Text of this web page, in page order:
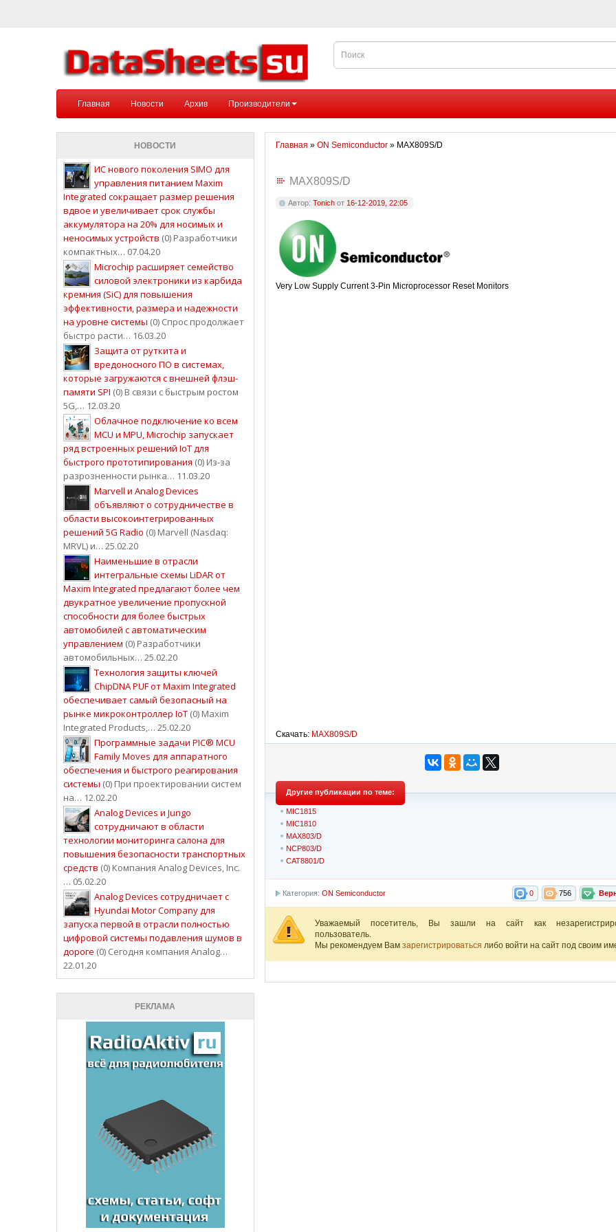
Главная Новости Архив Производители
НОВОСТИ
ИС нового поколения SIMO для
управления питанием Maxim
Integrated сокращает размер решения
вдвое и увеличивает срок службы
аккумулятора на 20% для носимых и
неносимых устройств (0) Разработчики
компактных… 07.04.20
Microchip расширяет семейство
силовой электроники из карбида
кремния (SiC) для повышения
эффективности, размера и надежности
на уровне системы (0) Спрос продолжает
быстро расти… 16.03.20
Защита от руткита и
вредоносного ПО в системах,
которые загружаются с внешней флэш-
памяти SPI (0) В связи с быстрым ростом
5G,… 12.03.20
Облачное подключение ко всем
MCU и MPU, Microchip запускает
ряд встроенных решений IoT для
быстрого прототипирования (0) Из-за
разрозненности рынка… 11.03.20
Marvell и Analog Devices
объявляют о сотрудничестве в
области высокоинтегрированных
решений 5G Radio (0) Marvell (Nasdaq:
MRVL) и… 25.02.20
Наименьшие в отрасли
интегральные схемы LiDAR от
Maxim Integrated предлагают более чем
двукратное увеличение пропускной
способности для более быстрых
автомобилей с автоматическим
управлением (0) Разработчики
автомобильных… 25.02.20
Технология защиты ключей
ChipDNA PUF от Maxim Integrated
обеспечивает самый безопасный на
рынке микроконтроллер IoT (0) Maxim
Integrated Products,… 25.02.20
Программные задачи PIC® MCU
Family Moves для аппаратного
обеспечения и быстрого реагирования
системы (0) При проектировании систем
на… 12.02.20
Analog Devices и Jungo
сотрудничают в области
технологии мониторинга салона для
повышения безопасности транспортных
средств (0) Компания Analog Devices, Inc.
… 05.02.20
Analog Devices сотрудничает с
Hyundai Motor Company для
запуска первой в отрасли полностью
цифровой системы подавления шумов в
дороге (0) Сегодня компания Analog…
22.01.20
РЕКЛАМА
Главная » ON Semiconductor» MAX809S/D
MAX809S/D
Автор: Tonichот 16-12-2019, 22:05
Very Low Supply Current 3-Pin Microprocessor Reset Monitors
Скачать: MAX809S/D
Другие публикации по теме:
MIC1815
MIC1810
MAX803/D
NCP803/D
CAT8801/D
756
0
Категория: ON Semiconductor
Уважаемый посетитель, Вы зашли на сайт как
пользователь.
Мы рекомендуем Вам зарегистрироваться либо войти на сайт под своим